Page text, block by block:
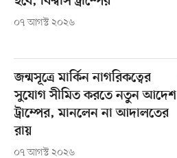
০৭ আগস্ট ২০২৬
জন্মসূত্রে মার্কিন নাগরিকত্বের
সুযোগ সীমিত করতে নতুন আদেশ
ট্রাম্পের, মানলেন না আদালতের
রায়
০৭ আগস্ট ২০২৬